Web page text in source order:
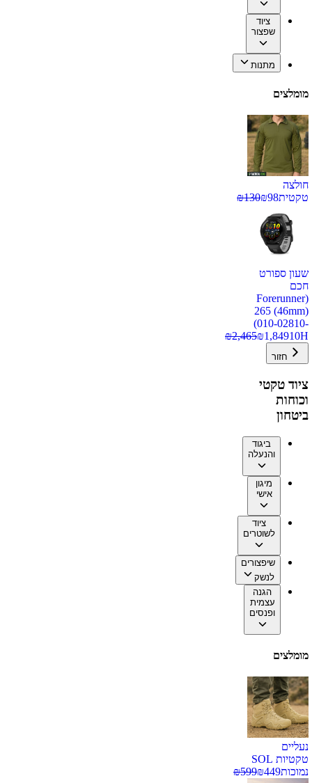
ציוד
שפצור
מתנות
מומלצים
חולצה
טקטית
₪98
₪130
שעון ספורט
חכם
(Forerunner
265 (46mm)
(010-02810-
10H
₪1,849
₪2,465
חזור
ציוד טקטי
וכוחות
ביטחון
ביגוד
והנעלה
מיגון
אישי
ציוד
לשוטרים
שיפצורים
לנשק
הגנה
עצמית
ופנסים
מומלצים
נעליים
טקטיות SOL
נמוכות
₪449
₪599